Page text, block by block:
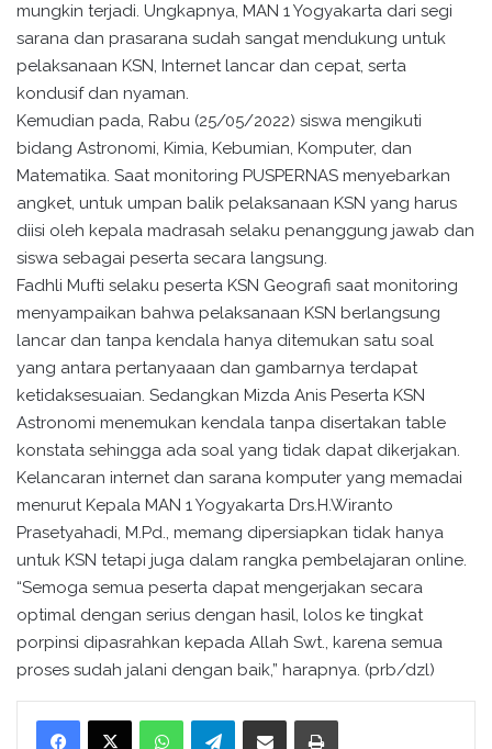
mungkin terjadi. Ungkapnya, MAN 1 Yogyakarta dari segi
sarana dan prasarana sudah sangat mendukung untuk
pelaksanaan KSN, Internet lancar dan cepat, serta
kondusif dan nyaman.
Kemudian pada, Rabu (25/05/2022) siswa mengikuti
bidang Astronomi, Kimia, Kebumian, Komputer, dan
Matematika. Saat monitoring PUSPERNAS menyebarkan
angket, untuk umpan balik pelaksanaan KSN yang harus
diisi oleh kepala madrasah selaku penanggung jawab dan
siswa sebagai peserta secara langsung.
Fadhli Mufti selaku peserta KSN Geografi saat monitoring
menyampaikan bahwa pelaksanaan KSN berlangsung
lancar dan tanpa kendala hanya ditemukan satu soal
yang antara pertanyaaan dan gambarnya terdapat
ketidaksesuaian. Sedangkan Mizda Anis Peserta KSN
Astronomi menemukan kendala tanpa disertakan table
konstata sehingga ada soal yang tidak dapat dikerjakan.
Kelancaran internet dan sarana komputer yang memadai
menurut Kepala MAN 1 Yogyakarta Drs.H.Wiranto
Prasetyahadi, M.Pd., memang dipersiapkan tidak hanya
untuk KSN tetapi juga dalam rangka pembelajaran online.
“Semoga semua peserta dapat mengerjakan secara
optimal dengan serius dengan hasil, lolos ke tingkat
porpinsi dipasrahkan kepada Allah Swt., karena semua
proses sudah jalani dengan baik,” harapnya. (prb/dzl)
WhatsApp Telegram